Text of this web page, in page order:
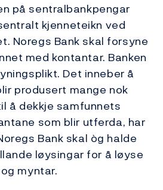
på sentralbankpengar
kjenneteikn ved
Noregs Bank skal forsyne
med kontantar. Banken
Det inneber å
produsert mange nok
å dekkje samfunnets
som blir utferda, har
Bank skal òg halde
løysingar for å løyse
myntar.